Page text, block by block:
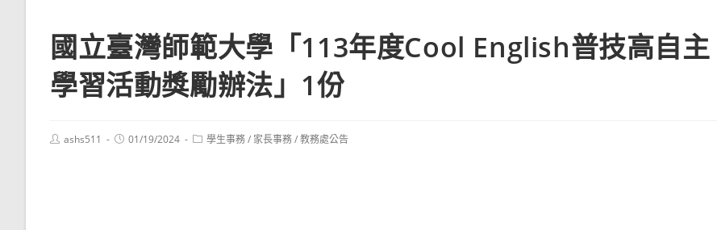
國立臺灣師範大學「113年度Cool English普技高自主
學習活動獎勵辦法」1份
Postashs511
Post01/19/2024
Post學生事務/ 家長事務/教務處公告